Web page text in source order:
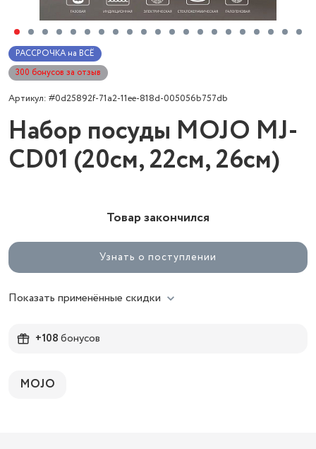
РАССРОЧКА на ВСЁ
300 бонусов за отзыв
Артикул: #0d25892f-71a2-11ee-818d-005056b757db
Набор посуды MOJO MJ-
CD01 (20см, 22см, 26см)
Товар закончился
Узнать о поступлении
Показать применённые скидки
+108бонусов
MOJO